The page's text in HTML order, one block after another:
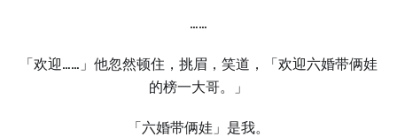
……
「欢迎……」他忽然顿住，挑眉，笑道，「欢迎六婚带俩娃
的榜⼀⼤哥。」
「六婚带俩娃」是我。